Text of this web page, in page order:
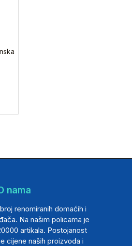
nama
renomiranih domaćih i
Na našim policama je
artikala. Postojanost
cijene naših proizvoda i